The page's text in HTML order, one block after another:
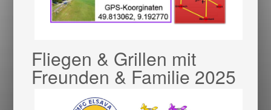
Fliegen & Grillen mit
Freunden & Familie 2025